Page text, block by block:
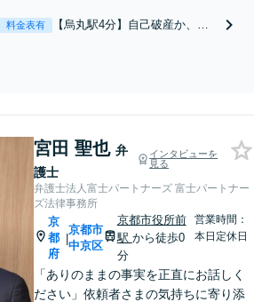
費、監護者などお子さま関連の
ご相談もお任せください。相談
料金表有
【烏丸駅4分】自己破産か、任
生の始まりを、相談者さまのお
トします【初回相談無料】【法
テラス利用可】
宮田 聖也 弁
護士
インタビューを
見る
弁護士法人富士パートナーズ 富士パートナー
ズ法律事務所
京
都
府
|
京都市
中京区
京都市役所前
駅 から徒歩0
分
営業時間：
本日定休日
「ありのままの事実を正直にお話しく
ださい」依頼者さまの気持ちに寄り添